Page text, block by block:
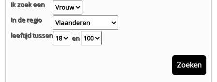
Ik zoek een
In de regio
leeftijd tussen
en
Zoeken